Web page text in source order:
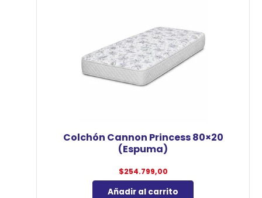
Colchón Cannon Princess 80×20
(Espuma)
$254.799,00
Añadir al carrito